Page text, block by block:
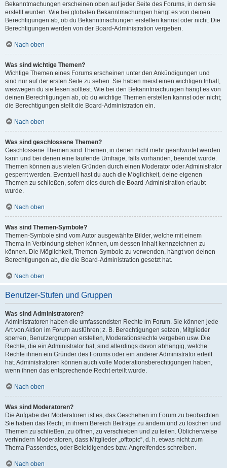
Bekanntmachungen erscheinen oben auf jeder Seite des Forums, in dem sie
erstellt wurden. Wie bei globalen Bekanntmachungen hängt es von deinen
Berechtigungen ab, ob du Bekanntmachungen erstellen kannst oder nicht. Die
Berechtigungen werden von der Board-Administration vergeben.
Nach oben
Was sind wichtige Themen?
Wichtige Themen eines Forums erscheinen unter den Ankündigungen und
sind nur auf der ersten Seite zu sehen. Sie haben meist einen wichtigen Inhalt,
weswegen du sie lesen solltest. Wie bei den Bekanntmachungen hängt es von
deinen Berechtigungen ab, ob du wichtige Themen erstellen kannst oder nicht;
die Berechtigungen stellt die Board-Administration ein.
Nach oben
Was sind geschlossene Themen?
Geschlossene Themen sind Themen, in denen nicht mehr geantwortet werden
kann und bei denen eine laufende Umfrage, falls vorhanden, beendet wurde.
Themen können aus vielen Gründen durch einen Moderator oder Administrator
gesperrt werden. Eventuell hast du auch die Möglichkeit, deine eigenen
Themen zu schließen, sofern dies durch die Board-Administration erlaubt
wurde.
Nach oben
Was sind Themen-Symbole?
Themen-Symbole sind vom Autor ausgewählte Bilder, welche mit einem
Thema in Verbindung stehen können, um dessen Inhalt kennzeichnen zu
können. Die Möglichkeit, Themen-Symbole zu verwenden, hängt von deinen
Berechtigungen ab, die die Board-Administration gesetzt hat.
Nach oben
Benutzer-Stufen und Gruppen
Was sind Administratoren?
Administratoren haben die umfassendsten Rechte im Forum. Sie können jede
Art von Aktion im Forum ausführen; z. B. Berechtigungen setzen, Mitglieder
sperren, Benutzergruppen erstellen, Moderationsrechte vergeben usw. Die
Rechte, die ein Administrator hat, sind allerdings davon abhängig, welche
Rechte ihnen ein Gründer des Forums oder ein anderer Administrator erteilt
hat. Administratoren können auch volle Moderationsberechtigungen haben,
wenn ihnen das entsprechende Recht erteilt wurde.
Nach oben
Was sind Moderatoren?
Die Aufgabe der Moderatoren ist es, das Geschehen im Forum zu beobachten.
Sie haben das Recht, in ihrem Bereich Beiträge zu ändern und zu löschen und
Themen zu schließen, zu öffnen, zu verschieben und zu teilen. Üblicherweise
verhindern Moderatoren, dass Mitglieder „offtopic“, d. h. etwas nicht zum
Thema Passendes, oder Beleidigendes bzw. Angreifendes schreiben.
Nach oben